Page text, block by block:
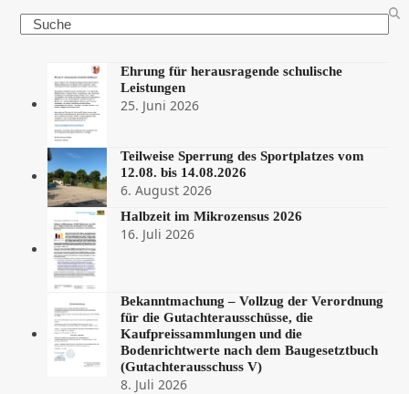
Search
Ehrung für herausragende schulische
Leistungen
25. Juni 2026
Teilweise Sperrung des Sportplatzes vom
12.08. bis 14.08.2026
6. August 2026
Halbzeit im Mikrozensus 2026
16. Juli 2026
Bekanntmachung – Vollzug der Verordnung
für die Gutachterausschüsse, die
Kaufpreissammlungen und die
Bodenrichtwerte nach dem Baugesetztbuch
(Gutachterausschuss V)
8. Juli 2026